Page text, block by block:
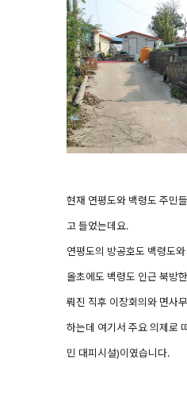
현재 연평도와 백령도 주민
고 들었는데요.
연평도의 방공호도 백령도
올초에도 백령도 인근 북방
뤄진 직후 이장회의와 면사
하는데 여기서 주요 의제로
민 대피시설)이였습니다.